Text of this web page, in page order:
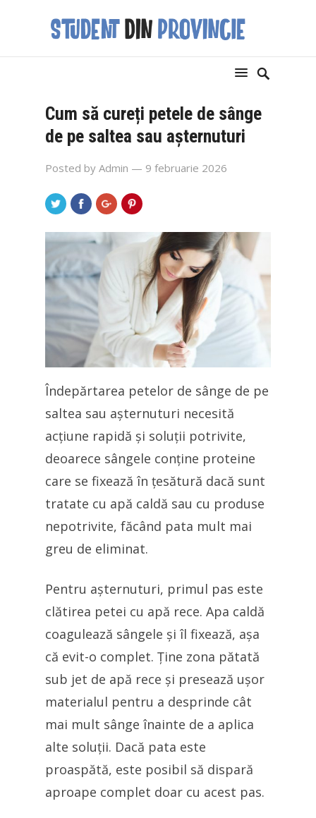
Cum să cureți petele de sânge
de pe saltea sau așternuturi
Posted by Admin — 9 februarie 2026
Îndepărtarea petelor de sânge de pe
saltea sau așternuturi necesită
acțiune rapidă și soluții potrivite,
deoarece sângele conține proteine
care se fixează în țesătură dacă sunt
tratate cu apă caldă sau cu produse
nepotrivite, făcând pata mult mai
greu de eliminat.
Pentru așternuturi, primul pas este
clătirea petei cu apă rece. Apa caldă
coagulează sângele și îl fixează, așa
că evit-o complet. Ține zona pătată
sub jet de apă rece și presează ușor
materialul pentru a desprinde cât
mai mult sânge înainte de a aplica
alte soluții. Dacă pata este
proaspătă, este posibil să dispară
aproape complet doar cu acest pas.